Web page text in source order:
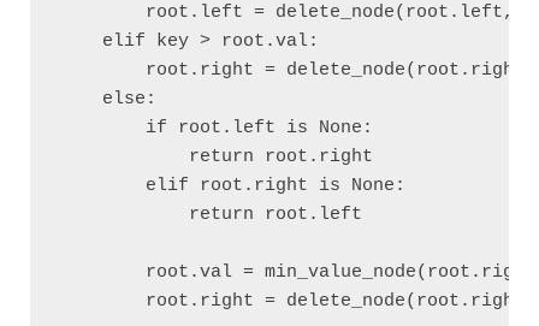
root.left = delete_node(root.left,
    elif key > root.val:
root.right =
    else:
        if root.left is None:
            return root.right
        elif root.right is None:
            return root.left
root.val =
root.right =